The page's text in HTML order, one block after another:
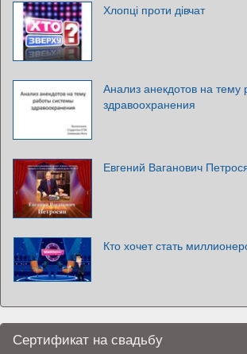
Хлопці проти дівчат
Анализ анекдотов на тему
здравоохранения
Евгений Ваганович
Кто хочет стать
Сертификат на свадьбу